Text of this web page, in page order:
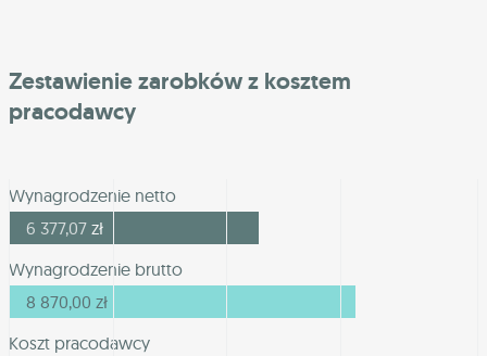
Zestawienie zarobków z kosztem
pracodawcy
Wynagrodzenie netto
6 377,07 zł
Wynagrodzenie brutto
8 870,00 zł
Koszt pracodawcy